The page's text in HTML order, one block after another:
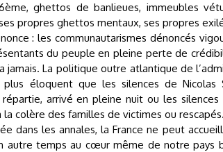
ghettos de banlieues, immeubles
propres ghettos mentaux, ses propres
: les communautarismes dénoncés
du peuple en pleine perte de
La politique outre atlantique de
plus éloquent que les silences de Nicolas
arrivé en pleine nuit ou les silences
colère des familles de victimes ou rescapés.
dans les annales, la France ne peut
autre temps au cœur même de notre pays